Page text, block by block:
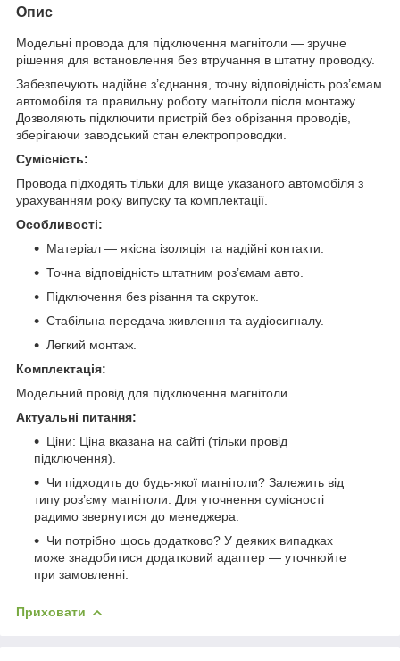
Опис
Модельні провода для підключення магнітоли — зручне
рішення для встановлення без втручання в штатну проводку.
Забезпечують надійне з’єднання, точну відповідність роз’ємам
автомобіля та правильну роботу магнітоли після монтажу.
Дозволяють підключити пристрій без обрізання проводів,
зберігаючи заводський стан електропроводки.
Сумісність:
Провода підходять тільки для вище указаного автомобіля з
урахуванням року випуску та комплектації.
Особливості:
Матеріал — якісна ізоляція та надійні контакти.
Точна відповідність штатним роз’ємам авто.
Підключення без різання та скруток.
Стабільна передача живлення та аудіосигналу.
Легкий монтаж.
Комплектація:
Модельний провід для підключення магнітоли.
Актуальні питання:
Ціни: Ціна вказана на сайті (тільки провід
підключення).
Чи підходить до будь-якої магнітоли? Залежить від
типу роз’єму магнітоли. Для уточнення сумісності
радимо звернутися до менеджера.
Чи потрібно щось додатково? У деяких випадках
може знадобитися додатковий адаптер — уточнюйте
при замовленні.
Приховати